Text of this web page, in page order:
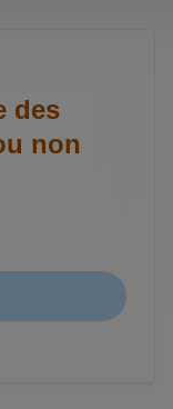
des
non